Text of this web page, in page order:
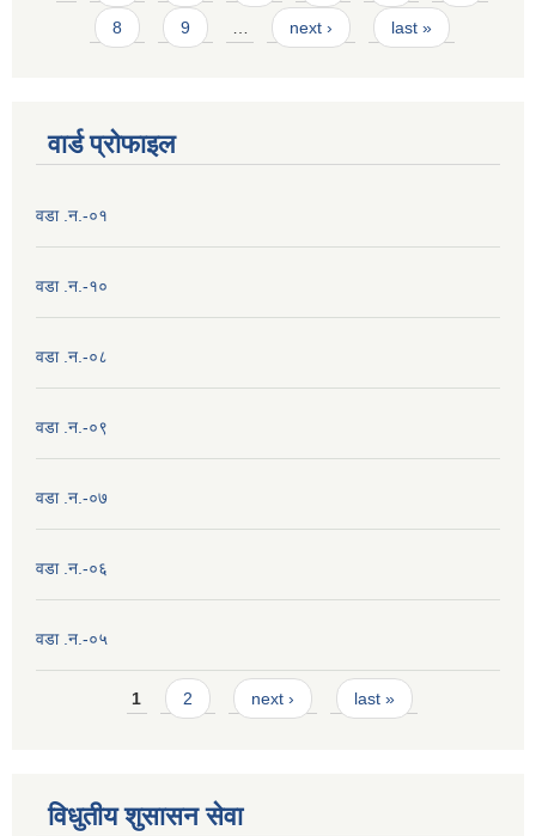
8 9 next › last »
वार्ड प्राेफाइल
वडा .न.-०१
वडा .न.-१०
वडा .न.-०८
वडा .न.-०९
वडा .न.-०७
वडा .न.-०६
वडा .न.-०५
Pages1 2 next › last »
विधुतीय शुसासन सेवा